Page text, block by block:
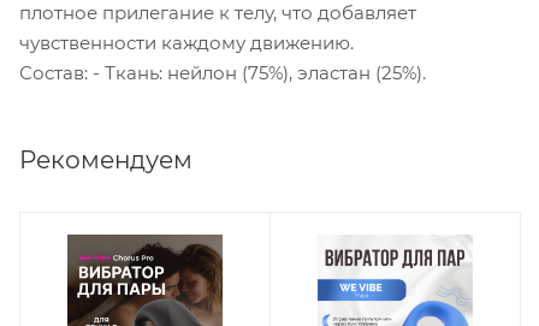
плотное прилегание к телу, что добавляет
чувственности каждому движению.
Состав: - Ткань: нейлон (75%), эластан (25%).
Рекомендуем